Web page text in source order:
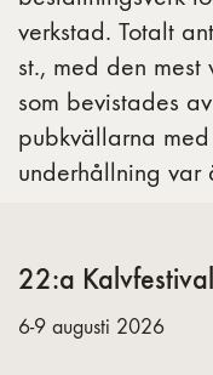
verkstad. Totalt
st., med den mest
som bevistades
pubkvällarna
underhållning var
22:a
6-9 augusti 2026